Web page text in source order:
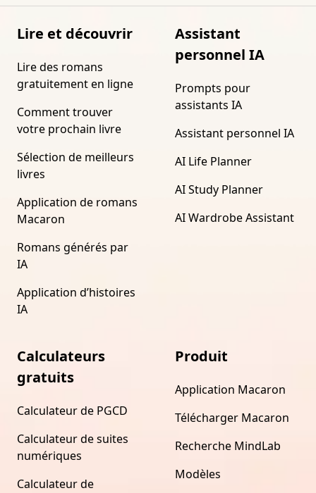
Lire et découvrir
Lire des romans
gratuitement en ligne
Comment trouver
votre prochain livre
Sélection de meilleurs
livres
Application de romans
Macaron
Romans générés par
IA
Application d’histoires
IA
Assistant
personnel IA
Prompts pour
assistants IA
Assistant personnel IA
AI Life Planner
AI Study Planner
AI Wardrobe Assistant
Calculateurs
gratuits
Calculateur de PGCD
Calculateur de suites
numériques
Calculateur de
Produit
Application Macaron
Télécharger Macaron
Recherche MindLab
Modèles